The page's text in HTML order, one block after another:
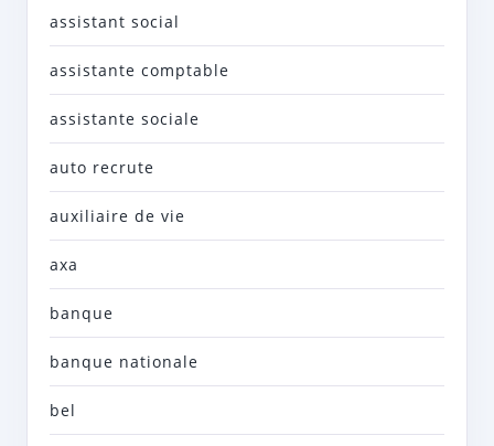
assistant social
assistante comptable
assistante sociale
auto recrute
auxiliaire de vie
axa
banque
banque nationale
bel